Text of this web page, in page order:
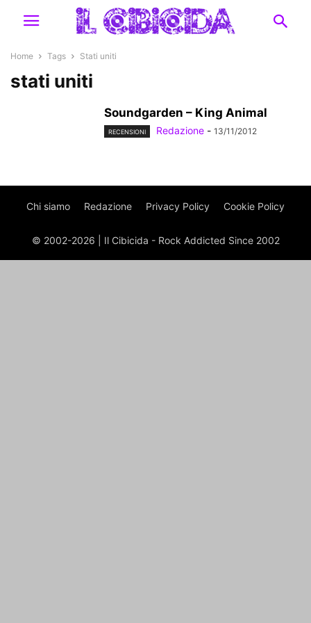
Home Tags Stati uniti
stati uniti
Soundgarden – King Animal
RECENSIONI Redazione - 13/11/2012
Chi siamo Redazione Privacy Policy Cookie Policy
© 2002-2026 | Il Cibicida - Rock Addicted Since 2002